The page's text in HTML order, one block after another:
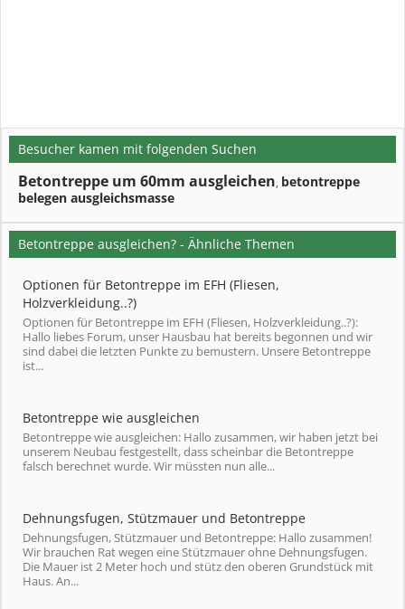
Besucher kamen mit folgenden Suchen
Betontreppe um 60mm ausgleichen, betontreppe
belegen ausgleichsmasse
Betontreppe ausgleichen? - Ähnliche Themen
Optionen für Betontreppe im EFH (Fliesen,
Holzverkleidung..?)
Optionen für Betontreppe im EFH (Fliesen, Holzverkleidung..?):
Hallo liebes Forum, unser Hausbau hat bereits begonnen und wir
sind dabei die letzten Punkte zu bemustern. Unsere Betontreppe
ist...
Betontreppe wie ausgleichen
Betontreppe wie ausgleichen: Hallo zusammen, wir haben jetzt bei
unserem Neubau festgestellt, dass scheinbar die Betontreppe
falsch berechnet wurde. Wir müssten nun alle...
Dehnungsfugen, Stützmauer und Betontreppe
Dehnungsfugen, Stützmauer und Betontreppe: Hallo zusammen!
Wir brauchen Rat wegen eine Stützmauer ohne Dehnungsfugen.
Die Mauer ist 2 Meter hoch und stütz den oberen Grundstück mit
Haus. An...